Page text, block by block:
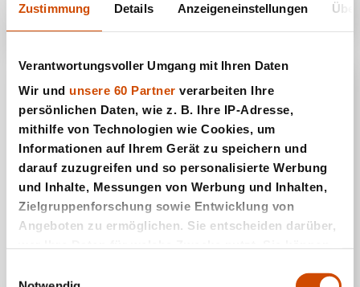
Zustimmung Details Anzeigeneinstellungen
Verantwortungsvoller Umgang mit Ihren Daten
Wir und unsere 60 Partner verarbeiten Ihre
persönlichen Daten, wie z. B. Ihre IP-Adresse,
mithilfe von Technologien wie Cookies, um
Informationen auf Ihrem Gerät zu speichern und
darauf zuzugreifen und so personalisierte Werbung
und Inhalte, Messungen von Werbung und Inhalten,
Zielgruppenforschung sowie Entwicklung von
Angeboten zu ermöglichen. Sie entscheiden darüber,
oder durch Klicken auf das Privacy Trigger Symbol